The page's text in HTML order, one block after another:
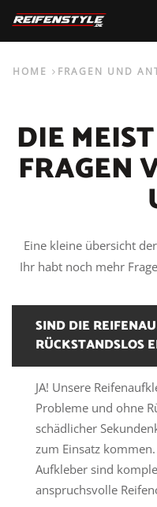
HOME FRAGEN UND
DIE
FRAGEN
Eine kleine übersicht
Ihr habt noch mehr
SIND DIE
RÜCKSTANDSLOS
JA! Unsere
Probleme und ohne
schädlicher
zum Einsatz
Aufkleber sind
anspruchsvolle